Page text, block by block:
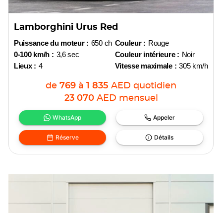
Lamborghini Urus Red
Puissance du moteur : 650 ch
0-100 km/h : 3,6 sec
Lieux : 4
Couleur : Rouge
Couleur intérieure : Noir
Vitesse maximale : 305 km/h
de 769 à 1 835 AED quotidien
23 070 AED mensuel
WhatsApp Appeler
Réserve Détails